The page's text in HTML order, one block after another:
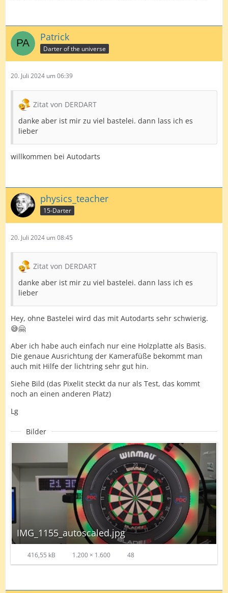
Patrick
Darter of the universe
20. Juli 2024 um 06:39
Zitat von DERDART
danke aber ist mir zu viel bastelei. dann lass ich es
lieber
willkommen bei Autodarts
physics_teacher
15-Darter
20. Juli 2024 um 08:45
Zitat von DERDART
danke aber ist mir zu viel bastelei. dann lass ich es
lieber
Hey, ohne Bastelei wird das mit Autodarts sehr schwierig.
😅🤗
Aber ich habe auch einfach nur eine Holzplatte als Basis.
Die genaue Ausrichtung der Kamerafüße bekommt man
auch mit Hilfe der lichtring sehr gut hin.
Siehe Bild (das Pixelit steckt da nur als Test, das kommt
noch an einen anderen Platz)
Lg
Bilder
IMG_1155_autoscaled.jpg
416,55 kB 1.200 × 1.600 48